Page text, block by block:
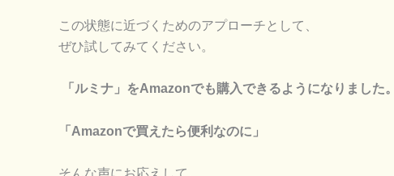
この状態に近づくためのアプローチとして、
ぜひ試してみてください。
「ルミナ」をAmazonでも購入できるようになりました。
「Amazonで買えたら便利なのに」
そんな声にお応えして、